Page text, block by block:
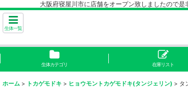
大阪府寝屋川市に店舗をオープン致しましたので是
生体一覧
生体カテゴリ 在庫リスト
ホーム > トカゲモドキ > ヒョウモントカゲモドキ(タンジェリン) > タ